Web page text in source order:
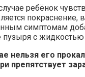
ребёнок
покраснение,
симптомам
пузыря с жидкостью
нельзя его
препятствует